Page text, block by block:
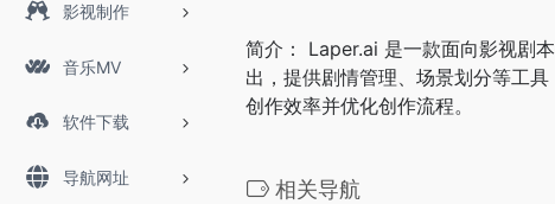
影视制作
音乐MV
软件下载
导航网址
简介： Laper.ai 是一款面向影视剧
出，提供剧情管理、场景划分等工
创作效率并优化创作流程。
相关导航